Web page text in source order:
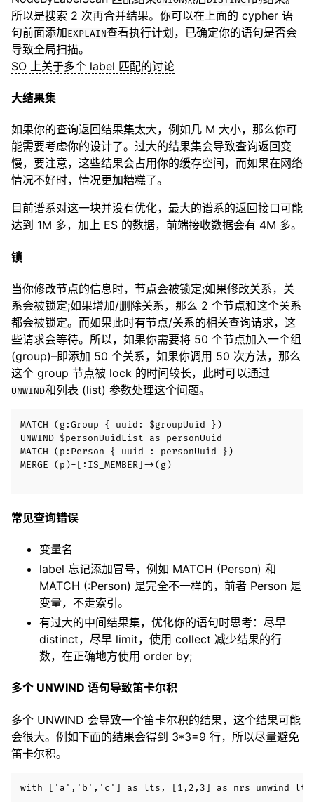
所以是搜索 2 次再合并结果。你可以在上面的 cypher 语
句前面添加EXPLAIN查看执行计划，已确定你的语句是否会
导致全局扫描。
SO 上关于多个 label 匹配的讨论
大结果集
如果你的查询返回结果集太大，例如几 M 大小，那么你可
能需要考虑你的设计了。过大的结果集会导致查询返回变
慢，要注意，这些结果会占用你的缓存空间，而如果在网络
情况不好时，情况更加糟糕了。
目前谱系对这一块并没有优化，最大的谱系的返回接口可能
达到 1M 多，加上 ES 的数据，前端接收数据会有 4M 多。
锁
当你修改节点的信息时，节点会被锁定;如果修改关系，关
系会被锁定;如果增加/删除关系，那么 2 个节点和这个关系
都会被锁定。而如果此时有节点/关系的相关查询请求，这
些请求会等待。所以，如果你需要将 50 个节点加入一个组
(group)–即添加 50 个关系，如果你调用 50 次方法，那么
这个 group 节点被 lock 的时间较长，此时可以通过
UNWIND和列表 (list) 参数处理这个问题。
MATCH (g:Group { uuid: $groupUuid })
UNWIND $personUuidList as personUuid
MATCH (p:Person { uuid : personUuid })
MERGE (p)-[:IS_MEMBER]->(g)
常见查询错误
变量名
label 忘记添加冒号，例如 MATCH (Person) 和
MATCH (:Person) 是完全不一样的，前者 Person 是
变量，不走索引。
有过大的中间结果集，优化你的语句时思考：尽早
distinct，尽早 limit，使用 collect 减少结果的行
数，在正确地方使用 order by;
多个 UNWIND 语句导致笛卡尔积
多个 UNWIND 会导致一个笛卡尔积的结果，这个结果可能
会很大。例如下面的结果会得到 3*3=9 行，所以尽量避免
笛卡尔积。